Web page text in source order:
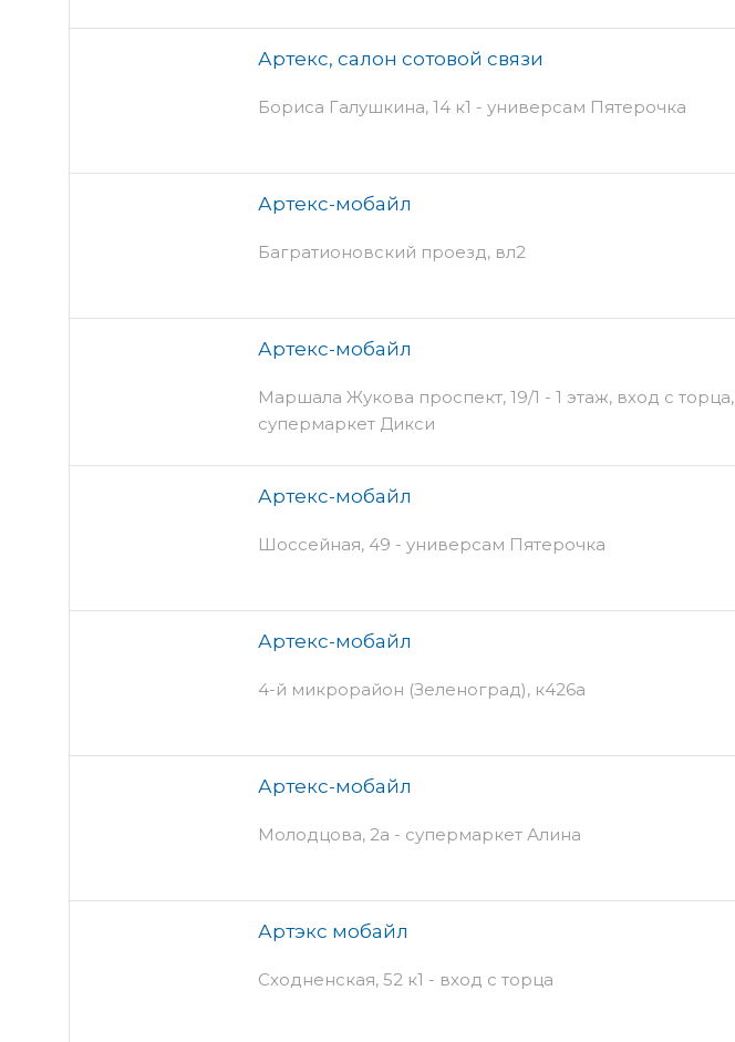
Артекс, салон сотовой связи
Бориса Галушкина, 14 к1 - универсам Пятерочка
Артекс-мобайл
Багратионовский проезд, вл2
Артекс-мобайл
Маршала Жукова проспект, 19/1 - 1 этаж, вход с торца,
супермаркет Дикси
Артекс-мобайл
Шоссейная, 49 - универсам Пятерочка
Артекс-мобайл
4-й микрорайон (Зеленоград), к426а
Артекс-мобайл
Молодцова, 2а - супермаркет Алина
Артэкс мобайл
Сходненская, 52 к1 - вход с торца